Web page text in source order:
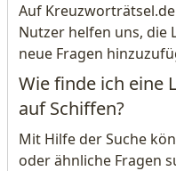
Auf
Nutzer helfen uns, die
neue Fragen
Wie finde ich eine
auf Schiffen?
Mit Hilfe der Suche
oder ähnliche Fragen